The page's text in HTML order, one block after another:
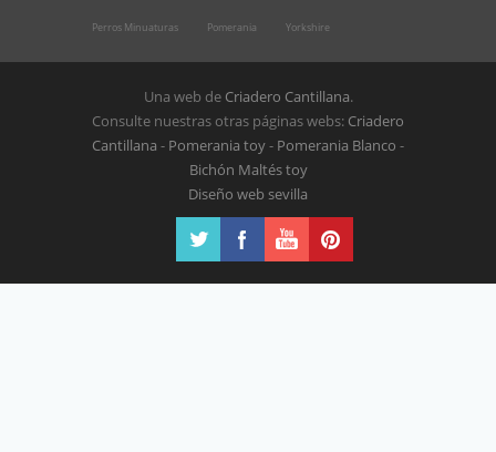
Perros Minuaturas Pomerania Yorkshire
Una web de Criadero Cantillana.
Consulte nuestras otras páginas webs: Criadero
Cantillana - Pomerania toy- Pomerania Blanco -
Bichón Maltés toy
Diseño web sevilla